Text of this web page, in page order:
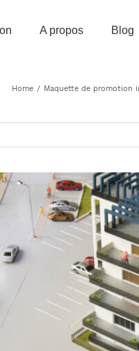
A propos Blog
Home / Maquette de promotion